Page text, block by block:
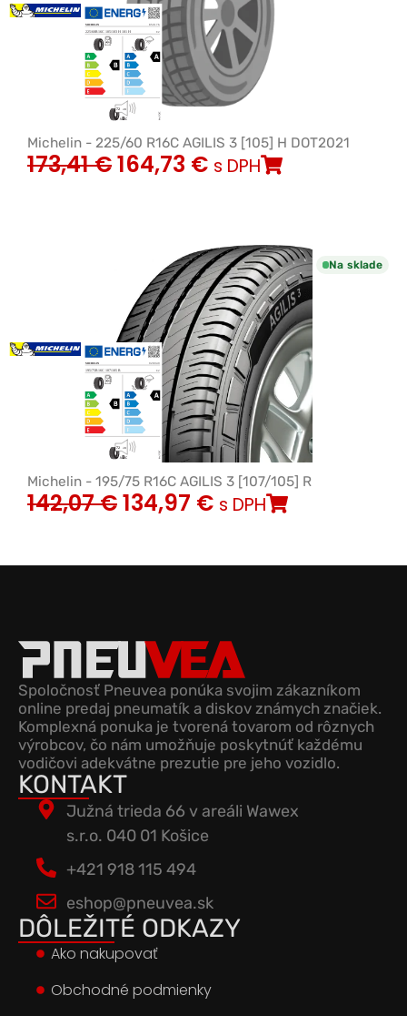
Michelin - 225/60 R16C AGILIS 3 [105] H DOT2021
173,41€164,73 € s DPH
Na sklade
Michelin - 195/75 R16C AGILIS 3 [107/105] R
142,07€134,97 € s DPH
Spoločnosť Pneuvea ponúka svojim zákazníkom
online predaj pneumatík a diskov známych značiek.
Komplexná ponuka je tvorená tovarom od rôznych
výrobcov, čo nám umožňuje poskytnúť každému
vodičovi adekvátne prezutie pre jeho vozidlo.
KONTAKT
Južná trieda 66 v areáli Wawex
s.r.o. 040 01 Košice
+421 918 115 494
eshop@pneuvea.sk
DÔLEŽITÉ ODKAZY
Ako nakupovať
Obchodné podmienky